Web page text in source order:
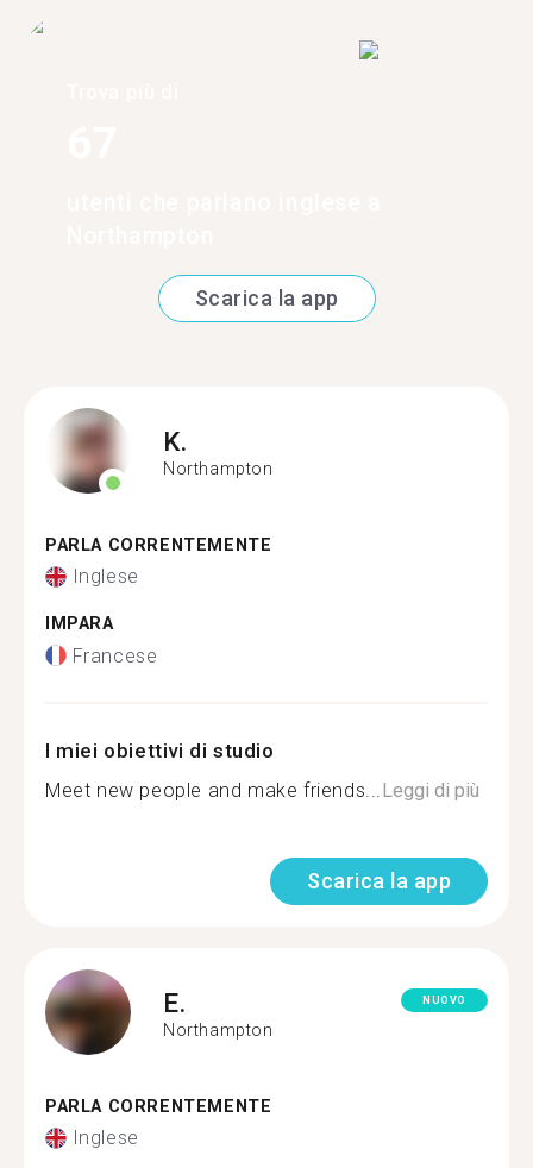
Scarica la app
K.
Northampton
PARLA CORRENTEMENTE
Inglese
IMPARA
Francese
I miei obiettivi di studio
Meet new people and make friends... Leggi di più
Scarica la app
E.
Northampton
NUOVO
PARLA CORRENTEMENTE
Inglese